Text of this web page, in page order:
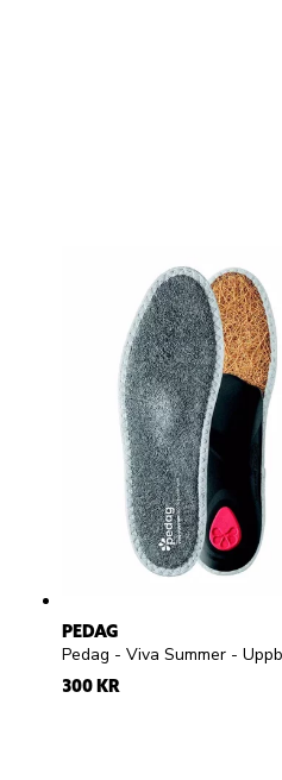
PEDAG
300 KR